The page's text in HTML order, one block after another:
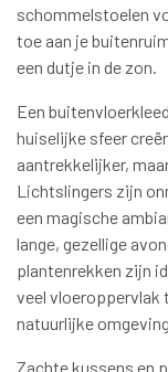
schommelstoelen
toe aan je
een dutje in de zon.
Een
huiselijke sfeer
aantrekkelijker,
Lichtslingers zijn
een magische
lange, gezellige
plantenrekken zijn
veel vloeroppervlak
natuurlijke
Zachte kussens en